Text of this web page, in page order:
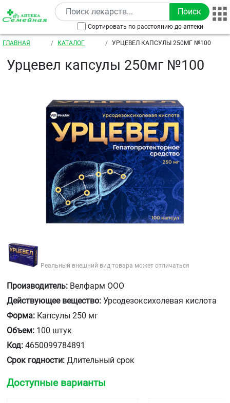
Перейти к основному содержанию
Сортировать по расстоянию до аптеки
Строка навигации
ГЛАВНАЯ КАТАЛОГ УРЦЕВЕЛ КАПСУЛЫ 250МГ №100
Урцевел капсулы 250мг №100
Реальный внешний вид товара может отличаться
Производитель: Велфарм ООО
Действующее вещество: Урсодезоксихолевая кислота
Форма: Капсулы 250 мг
Объем: 100 штук
Код: 4650099784891
Срок годности: Длительный срок
Доступные варианты